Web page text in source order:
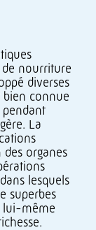
de nourriture
diverses
bien connue
La
organes
lesquels
superbes
lui-même